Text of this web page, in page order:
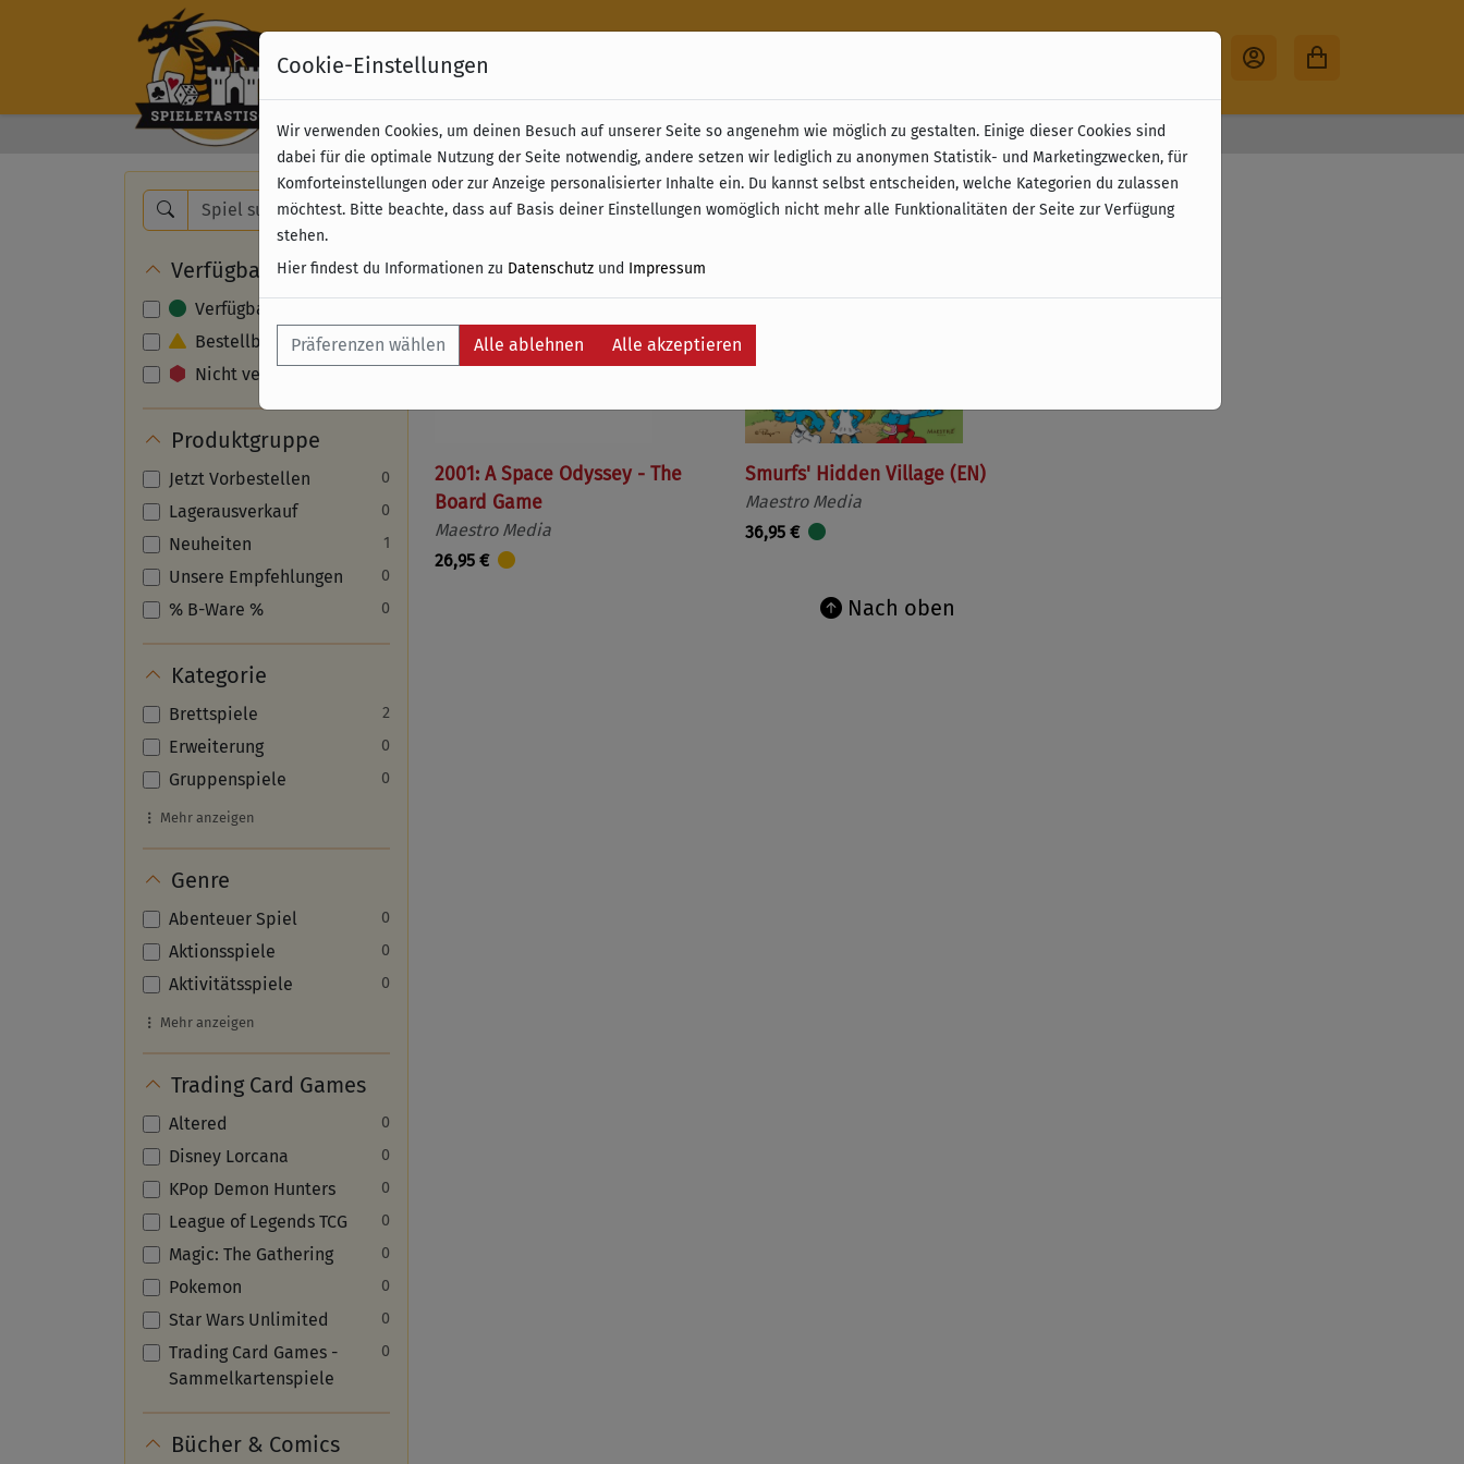
Kostenloser Versand & Retoure ab 49 € (innerhalb Deutschlands) 30 Tage Rückgabe
Verfügbarkeit
Verfügbar
Bestellbar
Nicht verfügbar
Produktgruppe
Jetzt Vorbestellen 0
Lagerausverkauf 0
Neuheiten 1
Unsere Empfehlungen 0
% B-Ware % 0
Kategorie
Brettspiele 2
Erweiterung 0
Gruppenspiele 0
Mehr anzeigen
Genre
Abenteuer Spiel 0
Aktionsspiele 0
Aktivitätsspiele 0
Mehr anzeigen
Trading Card Games
Altered 0
Disney Lorcana 0
KPop Demon Hunters 0
League of Legends TCG 0
Magic: The Gathering 0
Pokemon 0
Star Wars Unlimited 0
Trading Card Games -
Sammelkartenspiele
0
Bücher & Comics
Name
2001: A Space Odyssey - The
Board Game
Maestro Media
26,95 €
Smurfs' Hidden Village (EN)
Maestro Media
36,95 €
Nach oben
Cookie-Einstellungen
Wir verwenden Cookies, um deinen Besuch auf unserer Seite so angenehm wie möglich zu gestalten. Einige dieser Cookies sind
dabei für die optimale Nutzung der Seite notwendig, andere setzen wir lediglich zu anonymen Statistik- und Marketingzwecken, für
Komforteinstellungen oder zur Anzeige personalisierter Inhalte ein. Du kannst selbst entscheiden, welche Kategorien du zulassen
möchtest. Bitte beachte, dass auf Basis deiner Einstellungen womöglich nicht mehr alle Funktionalitäten der Seite zur Verfügung
stehen.
Hier findest du Informationen zu Datenschutz und Impressum
Präferenzen wählen Alle ablehnen Alle akzeptieren